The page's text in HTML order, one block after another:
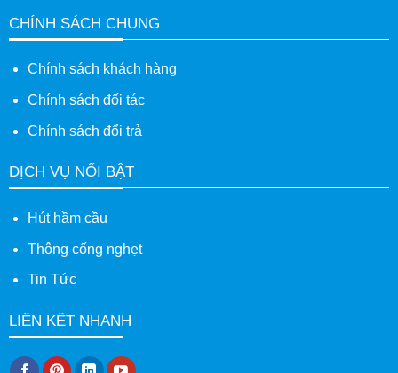
CHÍNH SÁCH CHUNG
Chính sách khách hàng
Chính sách đối tác
Chính sách đổi trả
DỊCH VỤ NỔI BẬT
Hút hầm cầu
Thông cống nghẹt
Tin Tức
LIÊN KẾT NHANH